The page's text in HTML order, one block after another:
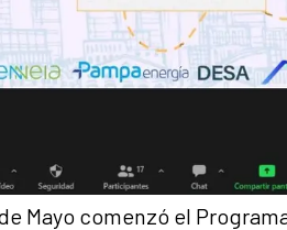
Mayo comenzó el